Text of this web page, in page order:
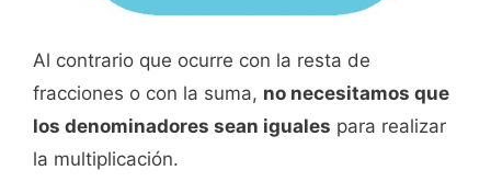
Al contrario que ocurre con la resta de
fracciones o con la suma, no necesitamos que
los denominadores sean iguales para realizar
la multiplicación.